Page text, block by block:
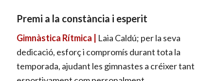
Premi a la constància i esperit
Gimnàstica Rítmica |
Laia Caldú; per la seva
dedicació, esforç i compromís durant tota la
temporada, ajudant les gimnastes a créixer tant